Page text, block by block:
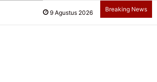
9 Agustus 2026 Breaking News